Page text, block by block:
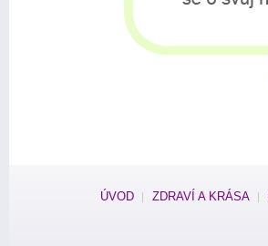
ÚVOD ZDRAVÍ A KRÁSA